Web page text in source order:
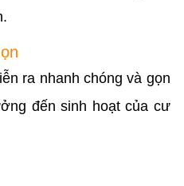
ra nhanh chóng và gọn
đến sinh hoạt của cư